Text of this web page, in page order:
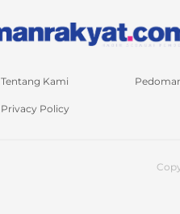
Tentang Kami
Privacy Policy